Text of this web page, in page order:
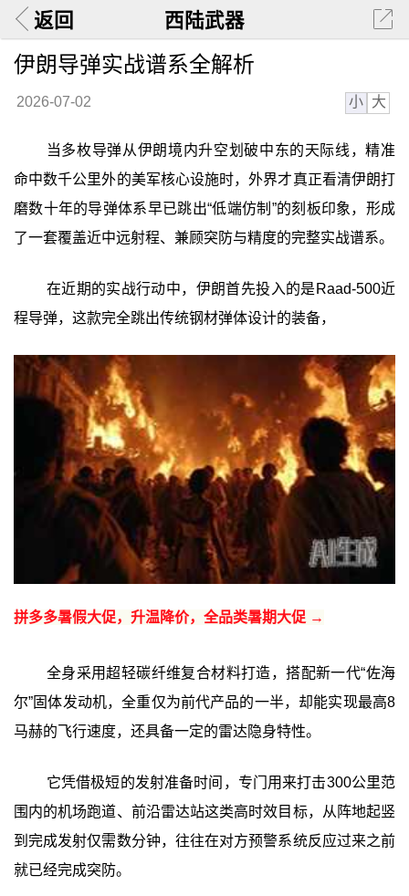
返回 西陆武器
伊朗导弹实战谱系全解析
2026-07-02 小 大
当多枚导弹从伊朗境内升空划破中东的天际线，精准
命中数千公里外的美军核心设施时，外界才真正看清伊朗打
磨数十年的导弹体系早已跳出“低端仿制”的刻板印象，形成
了一套覆盖近中远射程、兼顾突防与精度的完整实战谱系。
在近期的实战行动中，伊朗首先投入的是Raad-500近
程导弹，这款完全跳出传统钢材弹体设计的装备，
拼多多暑假大促，升温降价，全品类暑期大促 →
全身采用超轻碳纤维复合材料打造，搭配新一代“佐海
尔”固体发动机，全重仅为前代产品的一半，却能实现最高8
马赫的飞行速度，还具备一定的雷达隐身特性。
它凭借极短的发射准备时间，专门用来打击300公里范
围内的机场跑道、前沿雷达站这类高时效目标，从阵地起竖
到完成发射仅需数分钟，往往在对方预警系统反应过来之前
就已经完成突防。